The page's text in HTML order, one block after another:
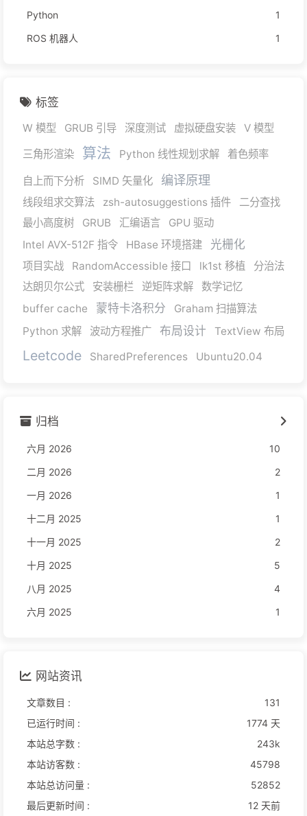
Python
1
ROS 机器人
1
标签
W 模型 GRUB 引导 深度测试 虚拟硬盘安装
V 模型
三角形渲染
算法 Python 线性规划求解 着色频率
自上而下分析 SIMD 矢量化 编译原理
线段组求交算法 zsh-autosuggestions 插件
二分查找
最小高度树
GRUB 汇编语言
GPU 驱动
Intel AVX-512F 指令
HBase 环境搭建 光栅化
项目实战 RandomAccessible 接口 lk1st 移植
分治法
达朗贝尔公式
安装栅栏 逆矩阵求解
数学记忆
buffer cache
蒙特卡洛积分
Graham 扫描算法
Python 求解
波动方程推广 布局设计 TextView 布局
Leetcode SharedPreferences Ubuntu20.04
归档
六月 2026
10
二月 2026
2
一月 2026
1
十二月 2025
1
十一月 2025
2
十月 2025
5
八月 2025
4
六月 2025
1
网站资讯
文章数目 :
131
已运行时间 :
1774 天
本站总字数 :
243k
本站访客数 :
45798
本站总访问量 :
52852
最后更新时间 :
12 天前